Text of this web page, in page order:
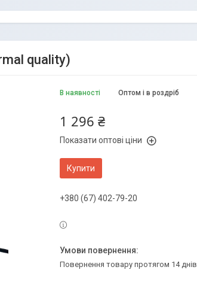
quality)
В наявності Оптом і в роздріб
1 296 ₴
Показати оптові ціни
Купити
+380 (67) 402-79-20
повернення товару протягом 14 днів